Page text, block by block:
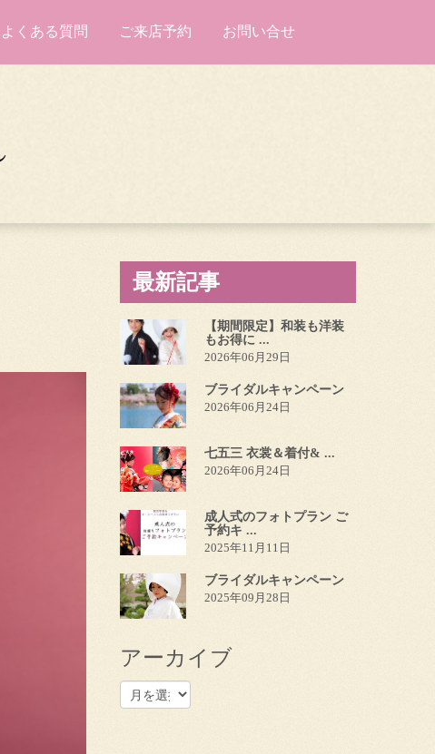
よくある質問 ご来店予約 お問い合せ
最新記事
【期間限定】和装も洋装
もお得に ...
2026年06月29日
ブライダルキャンペーン
2026年06月24日
七五三 衣裳＆着付& ...
2026年06月24日
成人式のフォトプラン ご
予約キ ...
2025年11月11日
ブライダルキャンペーン
2025年09月28日
アーカイブ